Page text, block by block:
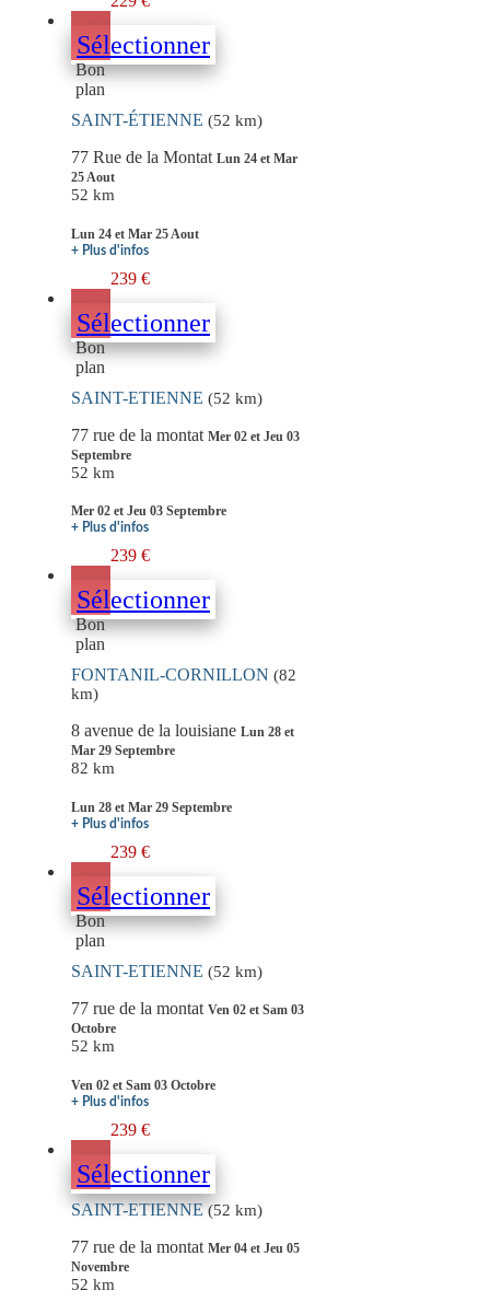
Sélectionner
Bon
plan
SAINT-ÉTIENNE (52 km)
77 Rue de la Montat Lun 24 et Mar
25 Aout
52 km
Lun 24 et Mar 25 Aout
+ Plus d'infos
239 €
Sélectionner
Bon
plan
SAINT-ETIENNE (52 km)
77 rue de la montat Mer 02 et Jeu 03
Septembre
52 km
Mer 02 et Jeu 03 Septembre
+ Plus d'infos
239 €
Sélectionner
Bon
plan
FONTANIL-CORNILLON (82
km)
8 avenue de la louisiane Lun 28 et
Mar 29 Septembre
82 km
Lun 28 et Mar 29 Septembre
+ Plus d'infos
239 €
Sélectionner
Bon
plan
SAINT-ETIENNE (52 km)
77 rue de la montat Ven 02 et Sam 03
Octobre
52 km
Ven 02 et Sam 03 Octobre
+ Plus d'infos
239 €
Sélectionner
SAINT-ETIENNE(52 km)
77 rue de la montat Mer 04 et Jeu 05
Novembre
52 km